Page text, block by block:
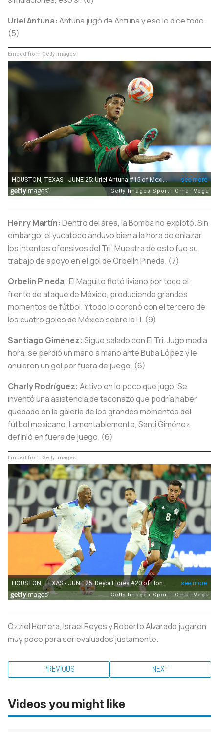
Uriel Antuna: Antuna jugó de Antuna y eso lo dice todo.
(5)
Embed from Getty Images
Henry Martín: Dentro del área, la Bomba no explotó. Sin
embargo, el yucateco anduvo bien a la hora de enlazar
los intentos ofensivos del Tri. Muestra de esto fue su
trabajo de apoyo en el gol de Orbelín Pineda. (7)
Orbelín Pineda: El Maguito flotó liviano por todo el
frente de ataque de México, produciendo grandes
momentos de fútbol. Y todo lo coronó con el tercero de
los cuatro goles de México sobre la H. (9)
Santiago Giménez: Sigue salado con El Tri. Jugó media
hora, se perdió un mano a mano ante Buba López y le
anularon un gol por fuera de juego. (6)
Charly Rodríguez: Activo en lo poco que jugó. Se
inventó una asistencia de taconazo que podría haber
quedado en la galería de los grandes momentos del
fútbol mexicano. Lamentablemente, Santi Giménez
definió en fuera de juego. (6)
Embed from Getty Images
Ozziel Herrera, Israel Reyes y Roberto Alvarado jugaron
muy poco para ser evaluados justamente.
PREVIOUS NEXT
Videos you might like